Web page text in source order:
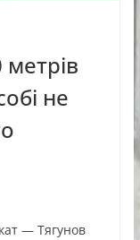
не
— Тягунов